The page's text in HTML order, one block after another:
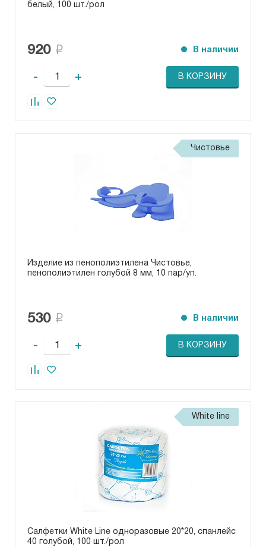
белый, 100 шт./рол
920 В наличии
- + В КОРЗИНУ
Чистовье
Изделие из пенополиэтилена Чистовье,
пенополиэтилен голубой 8 мм, 10 пар/уп.
530 В наличии
- + В КОРЗИНУ
White line
Салфетки White Line одноразовые 20*20, спанлейс
40 голубой, 100 шт./рол